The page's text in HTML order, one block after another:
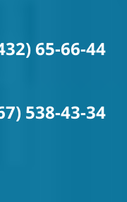
65-66-44
538-43-34